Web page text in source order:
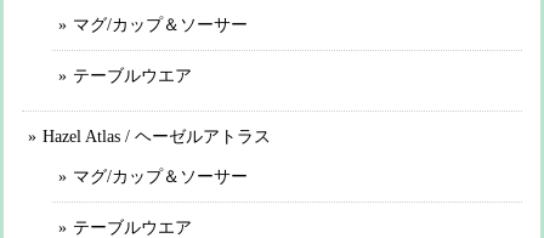
マグ/カップ＆ソーサー
テーブルウエア
Hazel Atlas / ヘーゼルアトラス
マグ/カップ＆ソーサー
テーブルウエア